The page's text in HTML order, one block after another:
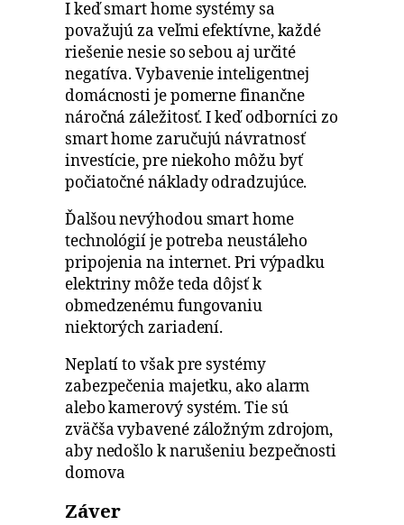
I keď smart home systémy sa
považujú za veľmi efektívne, každé
riešenie nesie so sebou aj určité
negatíva. Vybavenie inteligentnej
domácnosti je pomerne finančne
náročná záležitosť. I keď odborníci zo
smart home zaručujú návratnosť
investície, pre niekoho môžu byť
počiatočné náklady odradzujúce.
Ďalšou nevýhodou smart home
technológií je potreba neustáleho
pripojenia na internet. Pri výpadku
elektriny môže teda dôjsť k
obmedzenému fungovaniu
niektorých zariadení.
Neplatí to však pre systémy
zabezpečenia majetku, ako alarm
alebo kamerový systém. Tie sú
zväčša vybavené záložným zdrojom,
aby nedošlo k narušeniu bezpečnosti
domova
Záver